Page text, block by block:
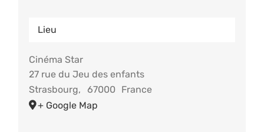
Lieu
Cinéma Star
27 rue du Jeu des enfants
Strasbourg, 67000
France
+ Google Map